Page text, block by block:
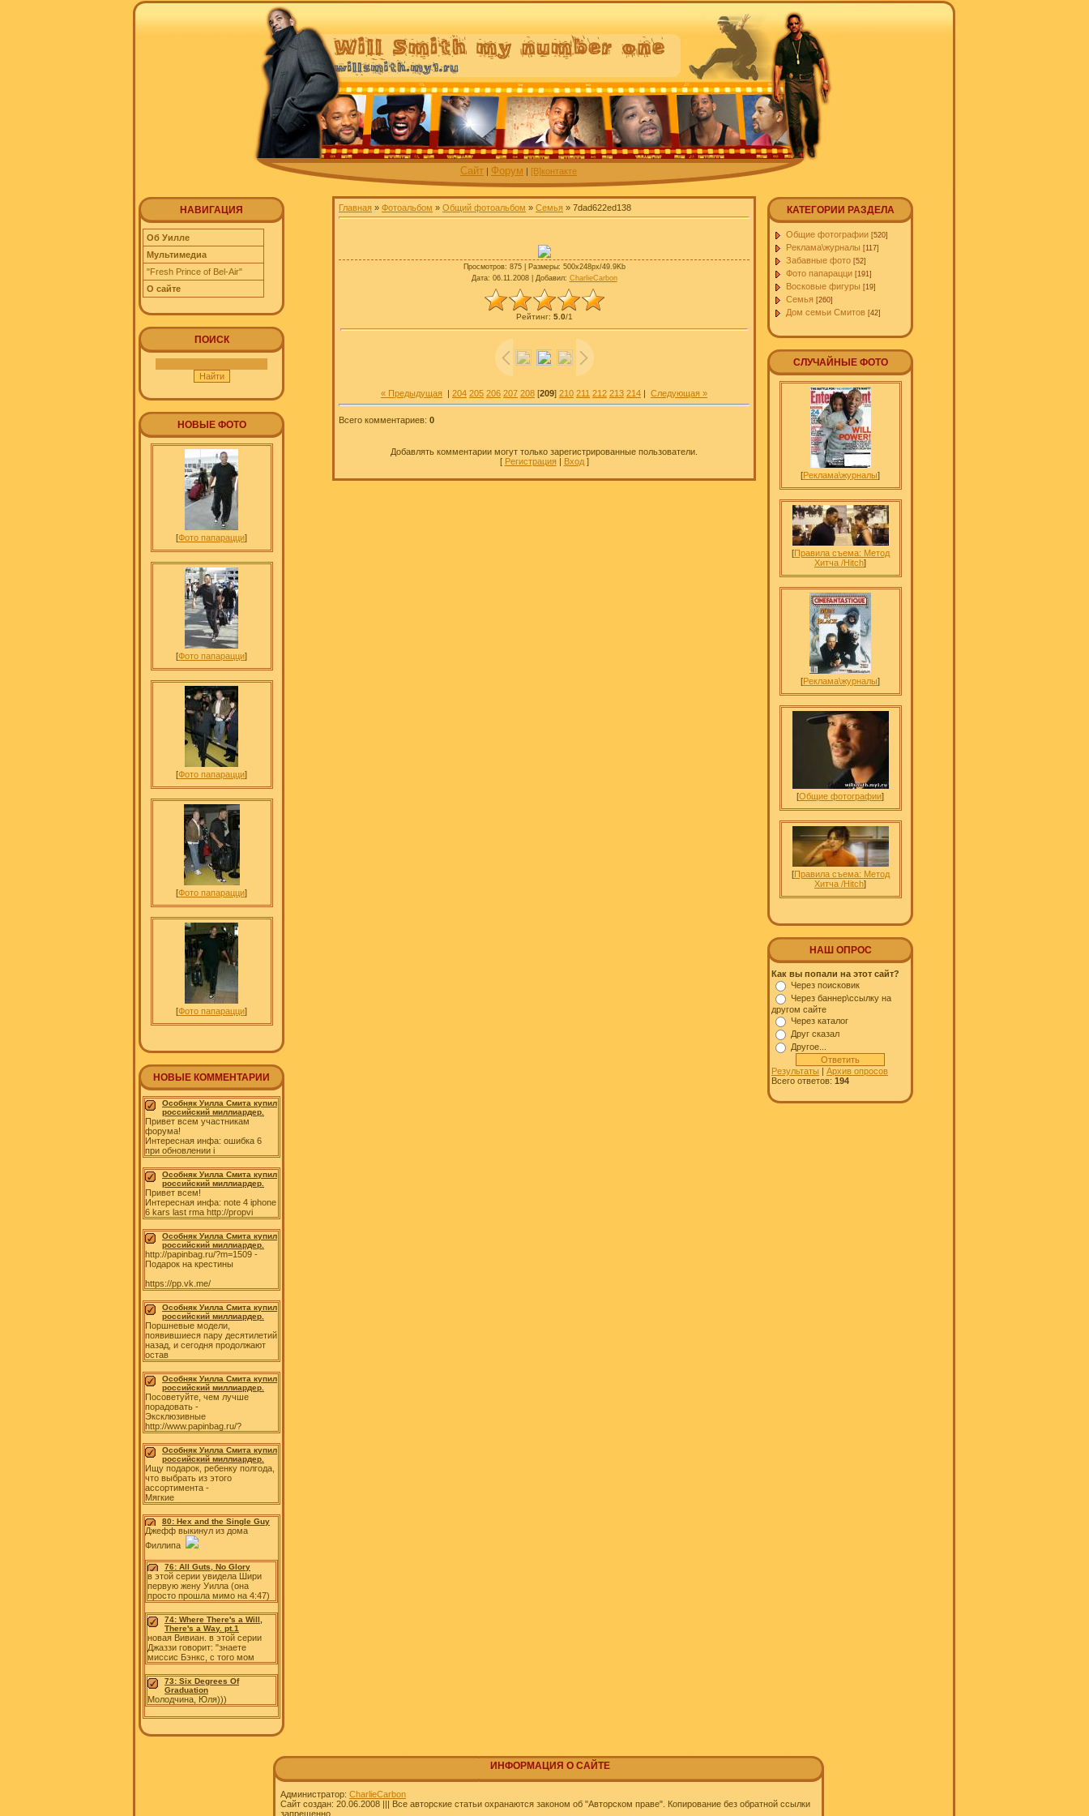
Сайт | Форум | [В]контакте
НАВИГАЦИЯ
Об Уилле
Мультимедиа
"Fresh Prince of Bel-Air"
О сайте
ПОИСК
НОВЫЕ ФОТО
[Фото папарацци]
[Фото папарацци]
[Фото папарацци]
[Фото папарацци]
[Фото папарацци]
НОВЫЕ КОММЕНТАРИИ
Особняк Уилла Смита купил
российский миллиардер.
Привет всем участникам
форума!
Интересная инфа: ошибка 6
при обновлении i
Особняк Уилла Смита купил
российский миллиардер.
Привет всем!
Интересная инфа: note 4 iphone
6 kars last rma http://propvi
Особняк Уилла Смита купил
российский миллиардер.
http://papinbag.ru/?m=1509 -
Подарок на крестины
https://pp.vk.me/
Особняк Уилла Смита купил
российский миллиардер.
Поршневые модели,
появившиеся пару десятилетий
назад, и сегодня продолжают
остав
Особняк Уилла Смита купил
российский миллиардер.
Посоветуйте, чем лучше
порадовать -
Эксклюзивные
http://www.papinbag.ru/?
Особняк Уилла Смита купил
российский миллиардер.
Ищу подарок, ребенку полгода,
что выбрать из этого
ассортимента -
Мягкие
80: Hex and the Single Guy
Джефф выкинул из дома
Филлипа
76: All Guts, No Glory
в этой серии увидела Шири
первую жену Уилла (она
просто прошла мимо на 4:47)
74: Where There's a Will,
There's a Way. pt.1
новая Вивиан. в этой серии
Джаззи говорит: "знаете
миссис Бэнкс, с того мом
73: Six Degrees Of
Graduation
Молодчина, Юля)))
Главная » Фотоальбом » Общий фотоальбом » Семья » 7dad622ed138
Просмотров: 875 | Размеры: 500x248px/49.9Kb
Дата: 06.11.2008 | Добавил: CharlieCarbon
Рейтинг: 5.0/1
« Предыдущая | 204 205 206 207 208 [209] 210 211 212 213 214 | Следующая »
Всего комментариев: 0
Добавлять комментарии могут только зарегистрированные пользователи.
[ Регистрация| Вход]
КАТЕГОРИИ РАЗДЕЛА
Общие фотографии [520]
Реклама\журналы [117]
Забавные фото [52]
Фото папарацци [191]
Восковые фигуры [19]
Семья [260]
Дом семьи Смитов [42]
СЛУЧАЙНЫЕ ФОТО
[Реклама\журналы]
[Правила съема: Метод
Хитча /Hitch]
[Реклама\журналы]
[Общие фотографии]
[Правила съема: Метод
Хитча /Hitch]
НАШ ОПРОС
Как вы попали на этот сайт?
Через поисковик
Через баннер\ссылку на
другом сайте
Через каталог
Друг сказал
Другое...
Результаты | Архив опросов
Всего ответов: 194
ИНФОРМАЦИЯ О САЙТЕ
Администратор: CharlieCarbon
Сайт создан: 20.06.2008 ||| Все авторские статьи охранаются законом об "Авторском праве". Копирование без обратной ссылки
запрещенно.